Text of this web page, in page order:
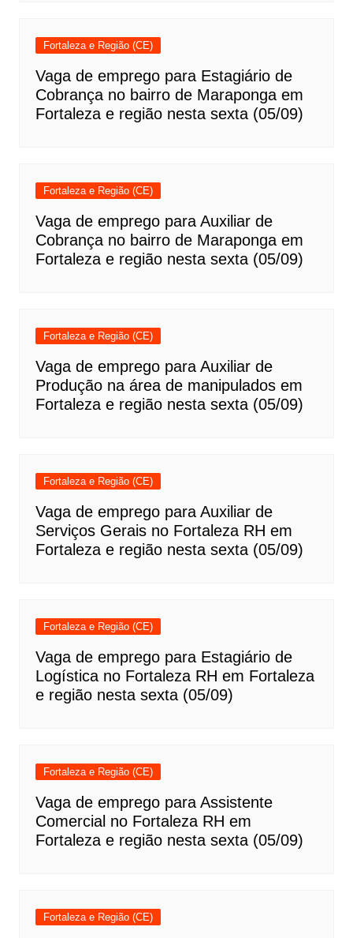
Fortaleza e Região (CE)
Vaga de emprego para Estagiário de
Cobrança no bairro de Maraponga em
Fortaleza e região nesta sexta (05/09)
Fortaleza e Região (CE)
Vaga de emprego para Auxiliar de
Cobrança no bairro de Maraponga em
Fortaleza e região nesta sexta (05/09)
Fortaleza e Região (CE)
Vaga de emprego para Auxiliar de
Produção na área de manipulados em
Fortaleza e região nesta sexta (05/09)
Fortaleza e Região (CE)
Vaga de emprego para Auxiliar de
Serviços Gerais no Fortaleza RH em
Fortaleza e região nesta sexta (05/09)
Fortaleza e Região (CE)
Vaga de emprego para Estagiário de
Logística no Fortaleza RH em Fortaleza
e região nesta sexta (05/09)
Fortaleza e Região (CE)
Vaga de emprego para Assistente
Comercial no Fortaleza RH em
Fortaleza e região nesta sexta (05/09)
Fortaleza e Região (CE)